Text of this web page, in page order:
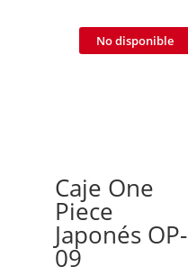
Caje One
Piece
Japonés OP-
09
No disponible